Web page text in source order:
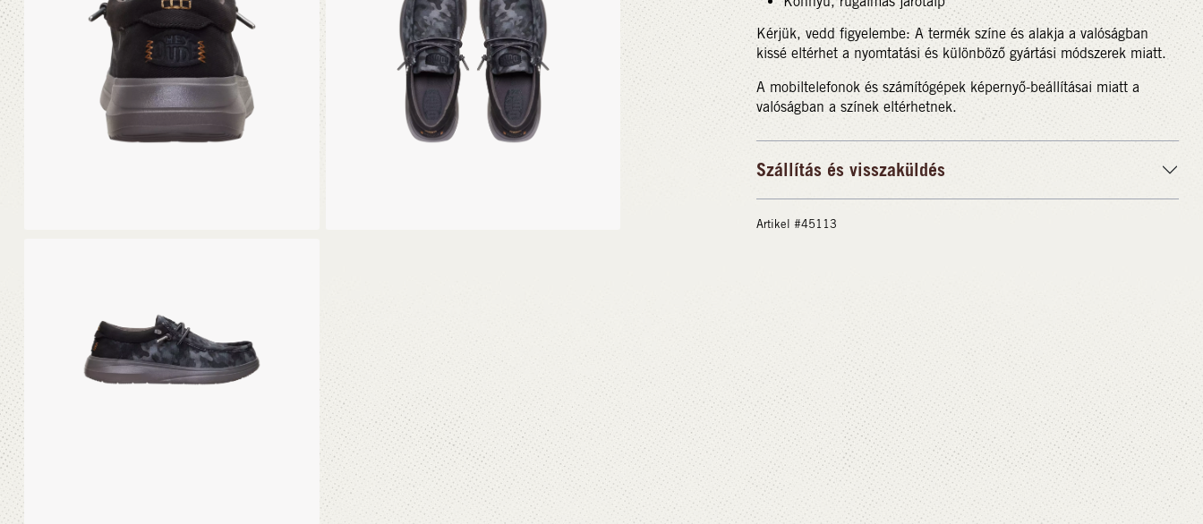
Kérjük, vedd figyelembe: A termék színe és alakja a valóságban
kissé eltérhet a nyomtatási és különböző gyártási módszerek miatt.
A mobiltelefonok és számítógépek képernyő-beállításai miatt a
valóságban a színek eltérhetnek.
Szállítás és visszaküldés
Artikel #45113